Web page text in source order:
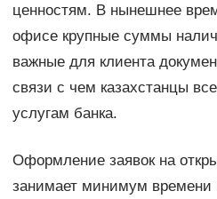
ценностям. В нынешнее
офисе крупные суммы
важные для клиента
связи с чем казахстанцы
услугам банка.
Оформление заявок на
занимает минимум времени